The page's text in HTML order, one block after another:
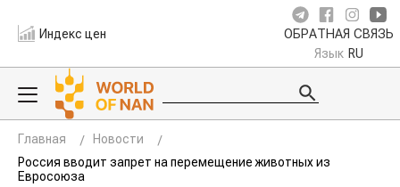
Индекс цен ОБРАТНАЯ СВЯЗЬ
Язык RU
Главная
Новости
Россия вводит запрет на перемещение животных из
Евросоюза